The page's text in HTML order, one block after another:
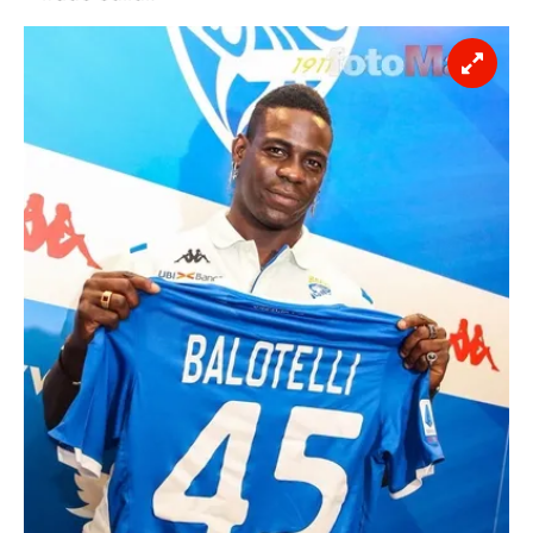
vasıtasıyla belirleyebilirsiniz. Çerezlere ilişkin detaylı bilgi
için Ayarlar butonuna tıklayabilir,Çerez Bilgilendirme
ziyaret edebilirsiniz.
6698 sayılı Kişisel Verilerin Korunması Kanunu uyarınca
hazırlanmış Aydınlatma Metnimizi okumak ve sitemizde
ilgili mevzuata uygun olarak kullanılan çerezlerle ilgili bilgi
almak için lütfen
tıklayınız .